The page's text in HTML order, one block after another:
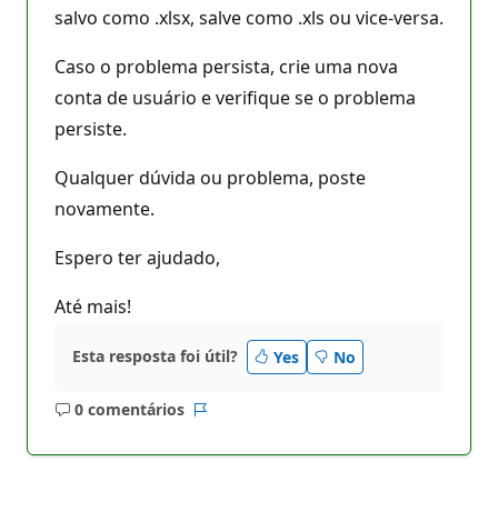
salvo como .xlsx, salve como .xls ou vice-versa.
Caso o problema persista, crie uma nova
conta de usuário e verifique se o problema
persiste.
Qualquer dúvida ou problema, poste
novamente.
Espero ter ajudado,
Até mais!
Esta resposta foi útil? Yes No
0 comentários
Sem